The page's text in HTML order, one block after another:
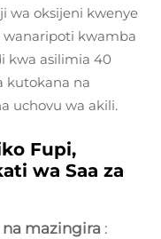
wa oksijeni kwenye
wanaripoti kwamba
kwa asilimia 40
kutokana na
uchovu wa akili.
Fupi,
wa Saa za
mazingira :